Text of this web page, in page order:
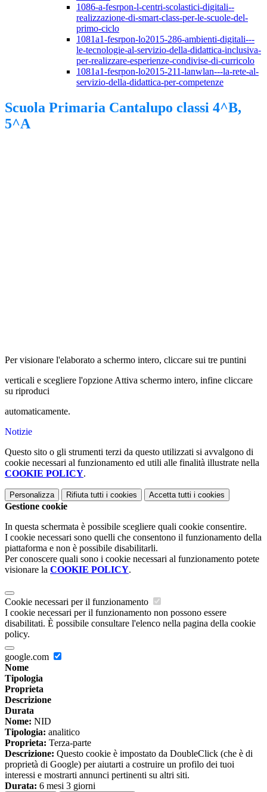
1086-a-fesrpon-l-centri-scolastici-digitali--
realizzazione-di-smart-class-per-le-scuole-del-
primo-ciclo
1081a1-fesrpon-lo2015-286-ambienti-digitali---
le-tecnologie-al-servizio-della-didattica-inclusiva-
per-realizzare-esperienze-condivise-di-curricolo
1081a1-fesrpon-lo2015-211-lanwlan---la-rete-al-
servizio-della-didattica-per-competenze
Scuola Primaria Cantalupo classi 4^B,
5^A
Per visionare l'elaborato a schermo intero, cliccare sui tre puntini
verticali e scegliere l'opzione Attiva schermo intero, infine cliccare
su riproduci
automaticamente.
Notizie
Questo sito o gli strumenti terzi da questo utilizzati si avvalgono di
cookie necessari al funzionamento ed utili alle finalità illustrate nella
COOKIE POLICY.
Personalizza Rifiuta tutti i cookies Accetta tutti i cookies
Gestione cookie
In questa schermata è possibile scegliere quali cookie consentire.
I cookie necessari sono quelli che consentono il funzionamento della
piattaforma e non è possibile disabilitarli.
Per conoscere quali sono i cookie necessari al funzionamento potete
visionare la COOKIE POLICY.
Cookie necessari per il funzionamento
I cookie necessari per il funzionamento non possono essere
disabilitati. È possibile consultare l'elenco nella pagina della cookie
policy.
google.com
Nome
Tipologia
Proprieta
Descrizione
Durata
Nome: NID
Tipologia: analitico
Proprieta: Terza-parte
Descrizione: Questo cookie è impostato da DoubleClick (che è di
proprietà di Google) per aiutarti a costruire un profilo dei tuoi
interessi e mostrarti annunci pertinenti su altri siti.
Durata: 6 mesi 3 giorni